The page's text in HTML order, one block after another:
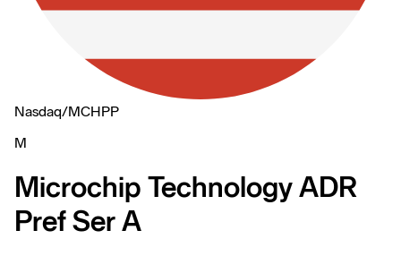
Nasdaq/MCHPP
M
Microchip Technology ADR
Pref Ser A